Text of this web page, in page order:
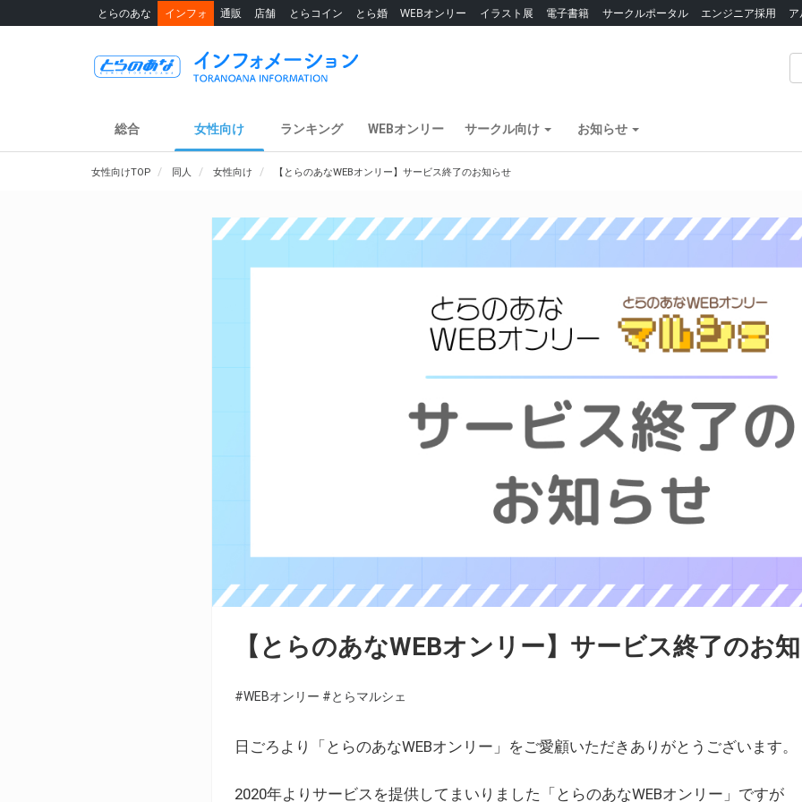
とらのあな インフォ 通販 店舗 とらコイン とら婚 WEBオンリー イラスト展 電子書籍 サークルポータル エンジニア採用
総合 女性向け ランキング WEBオンリー サークル向け お知らせ
女性向けTOP 同人 女性向け 【とらのあなWEBオンリー】サービス終了のお知らせ
【とらのあなWEBオンリー】サービス終了のお
#WEBオンリー #とらマルシェ
日ごろより「とらのあなWEBオンリー」をご愛顧いただきありがとうございます。
2020年よりサービスを提供してまいりました「とらのあなWEBオンリー」ですが